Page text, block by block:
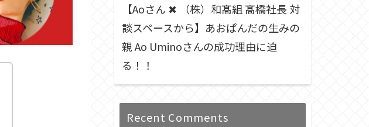
【Aoさん ✖︎ （株）和髙組 髙橋社長 対
談スペースから】あおぱんだの生みの
親 Ao Uminoさんの成功理由に迫
る！！
Recent Comments